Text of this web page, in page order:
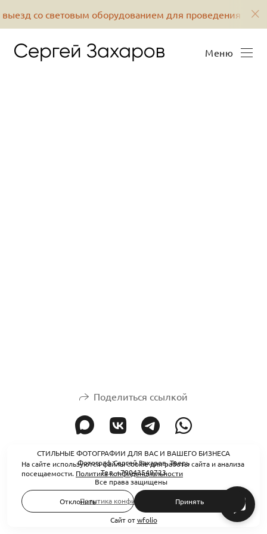
со световым оборудованием для проведения
Меню
Поделиться ссылкой
СТИЛЬНЫЕ ФОТОГРАФИИ ДЛЯ ВАС И ВАШЕГО БИЗНЕСА
Фотограф Сергей Захаров. Тверь
Тел. +79043549723
Все права защищены
Политика конфиденциальности
Сайт отwfolio
На сайте используются файлы cookie для работы сайта и анализа
посещаемости. Политика конфиденциальности
Отклонить Принять